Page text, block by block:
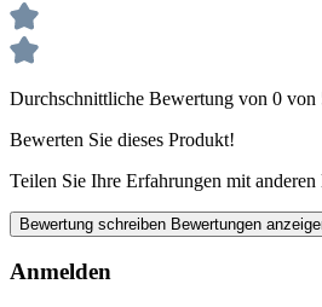
Durchschnittliche Bewertung von 0 von
Bewerten Sie dieses Produkt!
Teilen Sie Ihre Erfahrungen mit anderen
Bewertung schreiben Bewertungen
Anmelden